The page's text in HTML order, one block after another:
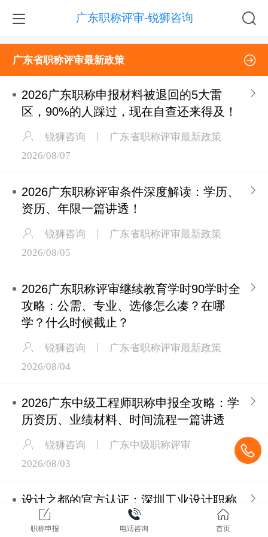
广东职称评审-锐狮咨询
广东省职称评审最新政策
2026广东职称申报材料被退回的5大雷
区，90%的人踩过，现在自查还来得及！
锐狮咨询
广东省职称评审最新政策
2026/08/07
2026广东职称评审条件深度解读：学历、
资历、年限一篇讲透！
锐狮咨询
广东省职称评审最新政策
2026/08/05
2026广东职称评审继续教育学时90学时全
攻略：公需、专业、选修怎么凑？在哪
学？什么时候截止？
锐狮咨询
广东省职称评审最新政策
2026/08/04
2026广东中级工程师职称申报全攻略：学
历资历、业绩材料、时间流程一篇讲透
锐狮咨询
广东中级职称评审
2026/08/03
设计之都的官方认证：深圳工业设计职称
申报全攻略（产品设计体验设计方向）
职称申报 电话咨询 首页